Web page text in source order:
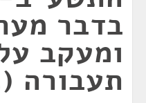
בדבר
ומעקב
תעבורה